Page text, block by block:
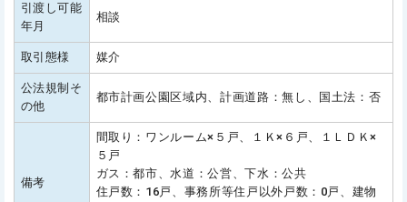
引渡し可能
年月
相談
取引態様 媒介
公法規制そ
の他
都市計画公園区域内、計画道路：無し、国土法：否
備考
間取り：ワンルーム×５戸、１Ｋ×６戸、１ＬＤＫ×
５戸
ガス：都市、水道：公営、下水：公共
住戸数：16戸、事務所等住戸以外戸数：0戸、建物